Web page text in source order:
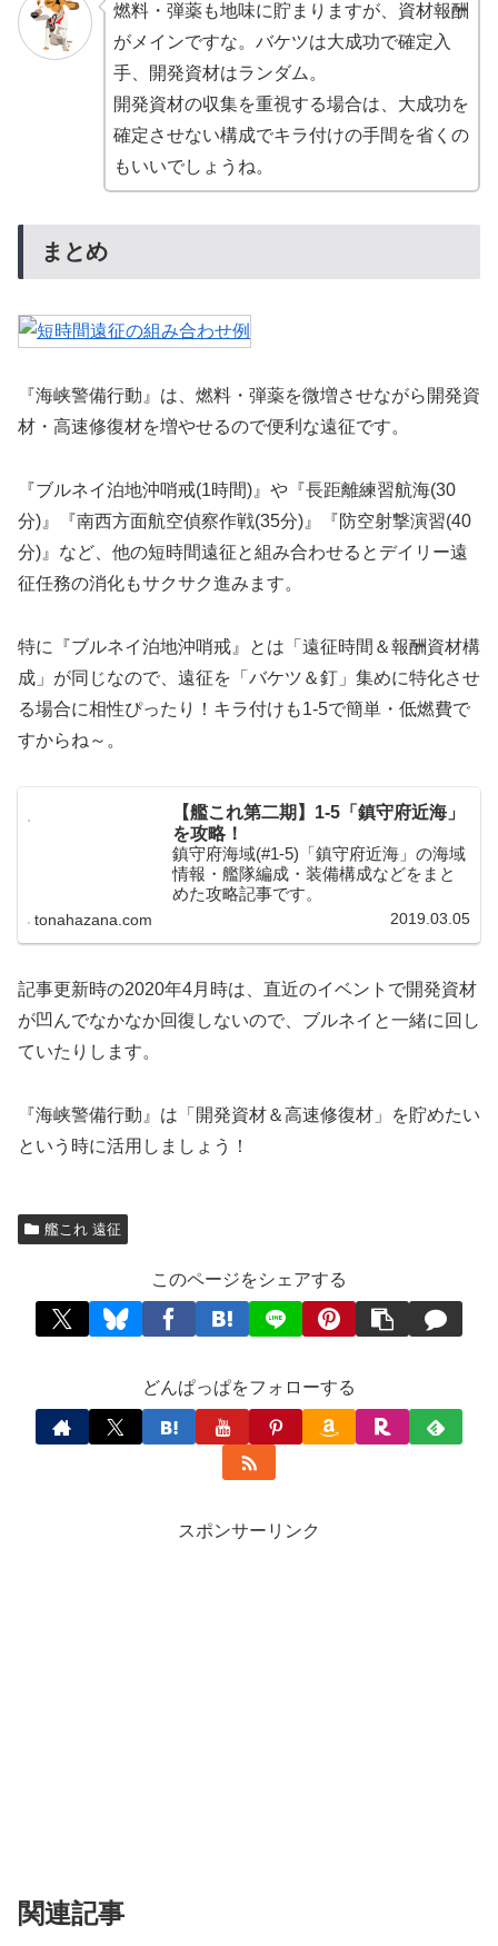
燃料・弾薬も地味に貯まりますが、資材報酬
がメインですな。バケツは大成功で確定入
手、開発資材はランダム。
開発資材の収集を重視する場合は、大成功を
確定させない構成でキラ付けの手間を省くの
もいいでしょうね。
まとめ
『海峡警備行動』は、燃料・弾薬を微増させながら開発資
材・高速修復材を増やせるので便利な遠征です。
『ブルネイ泊地沖哨戒(1時間)』や『長距離練習航海(30
分)』『南西方面航空偵察作戦(35分)』『防空射撃演習(40
分)』など、他の短時間遠征と組み合わせるとデイリー遠
征任務の消化もサクサク進みます。
特に『ブルネイ泊地沖哨戒』とは「遠征時間＆報酬資材構
成」が同じなので、遠征を「バケツ＆釘」集めに特化させ
る場合に相性ぴったり！キラ付けも1-5で簡単・低燃費で
すからね～。
【艦これ第二期】1-5「鎮守府近海」
を攻略！
鎮守府海域(#1-5)「鎮守府近海」の海域
情報・艦隊編成・装備構成などをまと
めた攻略記事です。
tonahazana.com 2019.03.05
記事更新時の2020年4月時は、直近のイベントで開発資材
が凹んでなかなか回復しないので、ブルネイと一緒に回し
ていたりします。
『海峡警備行動』は「開発資材＆高速修復材」を貯めたい
という時に活用しましょう！
艦これ 遠征
このページをシェアする
どんぱっぱをフォローする
スポンサーリンク
関連記事